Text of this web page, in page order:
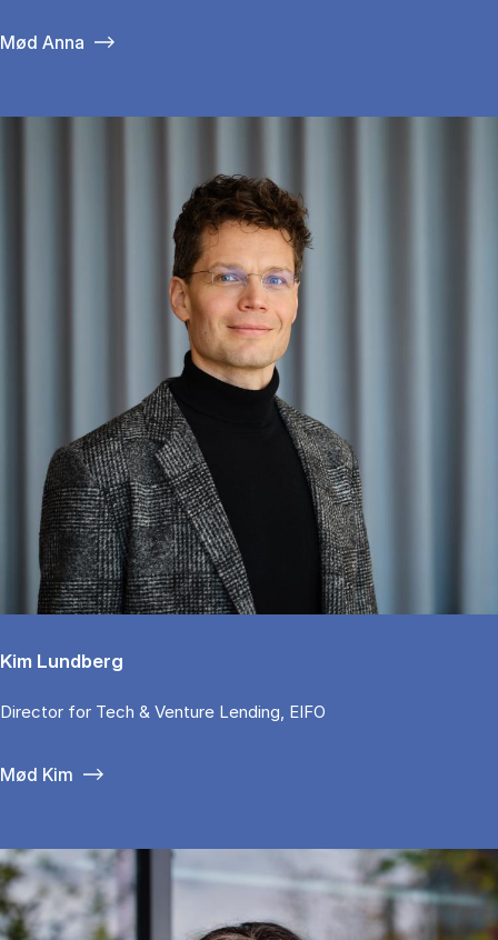
Mød Anna
Kim Lundberg
Di­rector for Tech & Ven­tu­re Len­ding, EIFO
Mød Kim